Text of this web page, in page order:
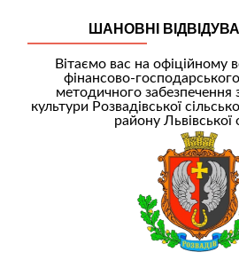
ШАНОВНІ
Вітаємо вас на офіційному
фінансово-
методичного забезпечення
культури Розвадівської
району Львівської